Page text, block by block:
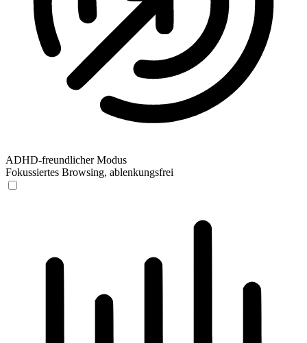
ADHD-freundlicher Modus
Fokussiertes Browsing, ablenkungsfrei